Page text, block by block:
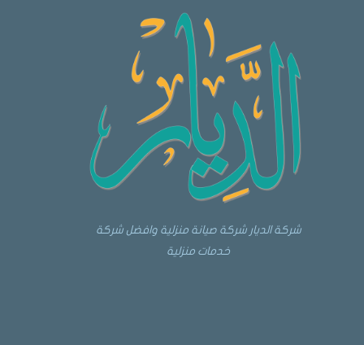
شركة الديار شركة صيانة منزلية وافضل شركة
خدمات منزلية